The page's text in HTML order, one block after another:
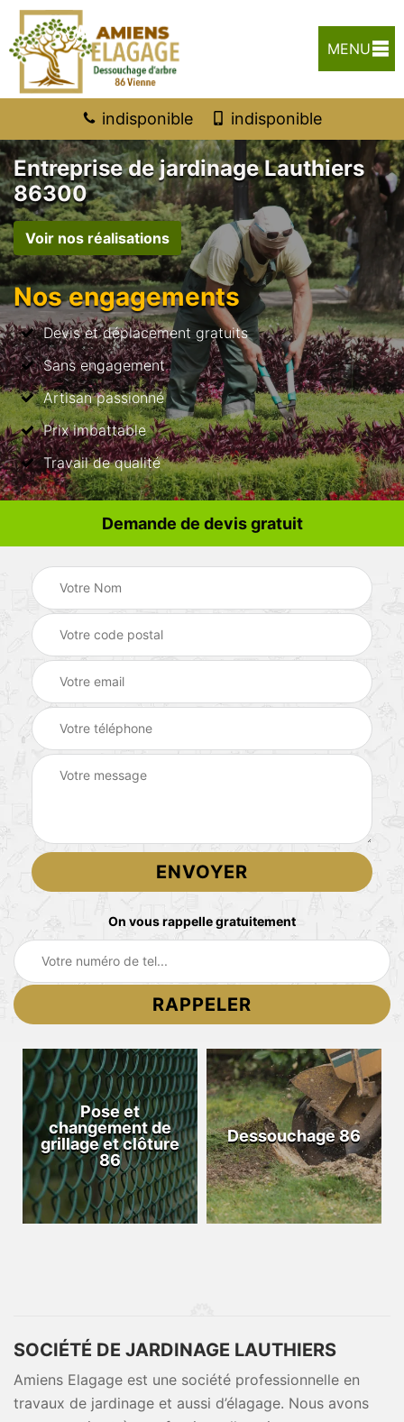
MENU
indisponible indisponible
Entreprise de jardinage Lauthiers
86300
Voir nos réalisations
Nos engagements
Devis et déplacement gratuits
Sans engagement
Artisan passionné
Prix imbattable
Travail de qualité
Demande de devis gratuit
On vous rappelle gratuitement
Pose et
changement de
grillage et clôture
86
Dessouchage 86
SOCIÉTÉ DE JARDINAGE LAUTHIERS
Amiens Elagage est une société professionnelle en
travaux de jardinage et aussi d’élagage. Nous avons